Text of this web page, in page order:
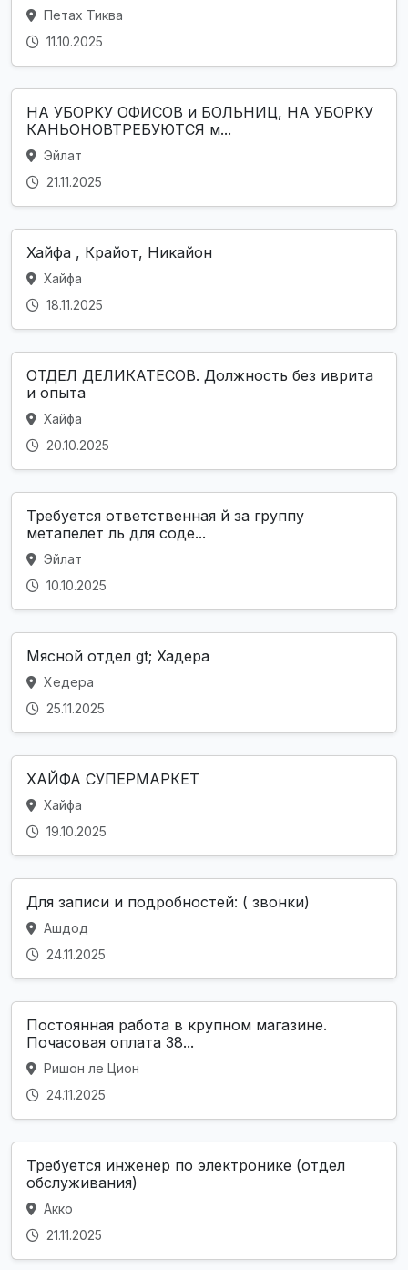
Петах Тиква
11.10.2025
НА УБОРКУ ОФИСОВ и БОЛЬНИЦ, НА УБОРКУ
КАНЬОНОВТРЕБУЮТСЯ м...
Эйлат
21.11.2025
Хайфа , Крайот, Никайон
Хайфа
18.11.2025
ОТДЕЛ ДЕЛИКАТЕСОВ. Должность без иврита
и опыта
Хайфа
20.10.2025
Требуется ответственная й за группу
метапелет ль для соде...
Эйлат
10.10.2025
Мясной отдел gt; Хадера
Хедера
25.11.2025
ХАЙФА СУПЕРМАРКЕТ
Хайфа
19.10.2025
Для записи и подробностей: ( звонки)
Ашдод
24.11.2025
Постоянная работа в крупном магазине.
Почасовая оплата 38...
Ришон ле Цион
24.11.2025
Требуется инженер по электронике (отдел
обслуживания)
Акко
21.11.2025